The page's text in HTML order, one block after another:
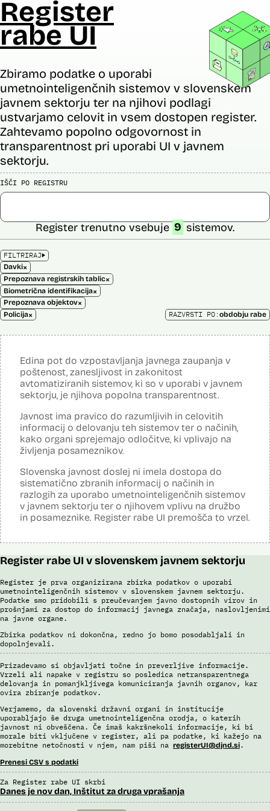
Register
rabe UI
Zbiramo podatke o uporabi
umetnointeligenčnih sistemov v slovenskem
javnem sektorju ter na njihovi podlagi
ustvarjamo celovit in vsem dostopen register.
Zahtevamo popolno odgovornost in
transparentnost pri uporabi UI v javnem
sektorju.
IŠČI PO REGISTRU
FILTRIRAJ
Davki×
Prepoznava registrskih tablic×
Biometrična identifikacija×
Prepoznava objektov×
Policija×
Register trenutno vsebuje 9 sistemov.
RAZVRSTI PO:obdobju rabe
Edina pot do vzpostavljanja javnega zaupanja v
poštenost, zanesljivost in zakonitost
avtomatiziranih sistemov, ki so v uporabi v javnem
sektorju, je njihova popolna transparentnost.
Javnost ima pravico do razumljivih in celovitih
informacij o delovanju teh sistemov ter o načinih,
kako organi sprejemajo odločitve, ki vplivajo na
življenja posameznikov.
Slovenska javnost doslej ni imela dostopa do
sistematično zbranih informacij o načinih in
razlogih za uporabo umetnointeligenčnih sistemov
v javnem sektorju ter o njihovem vplivu na družbo
in posameznike. Register rabe UI premošča to vrzel.
Register rabe UI v slovenskem javnem sektorju
Register je prva organizirana zbirka podatkov o uporabi
umetnointeligenčnih sistemov v slovenskem javnem sektorju.
Podatke smo pridobili s preučevanjem javno dostopnih virov in
prošnjami za dostop do informacij javnega značaja, naslovljenimi
na javne organe.
Zbirka podatkov ni dokončna, redno jo bomo posodabljali in
dopolnjevali.
Prizadevamo si objavljati točne in preverljive informacije.
Vrzeli ali napake v registru so posledica netransparentnega
delovanja in pomanjkljivega komuniciranja javnih organov, kar
ovira zbiranje podatkov.
Verjamemo, da slovenski državni organi in institucije
uporabljajo še druga umetnointeligenčna orodja, o katerih
javnost ni obveščena. Če imaš kakršnekoli informacije, ki bi
morale biti vključene v register, ali pa podatke, ki kažejo na
morebitne netočnosti v njem, nam piši na registerUI@djnd.si.
Prenesi CSV s podatki
Za Register rabe UI skrbi
Danes je nov dan, Inštitut za druga vprašanja